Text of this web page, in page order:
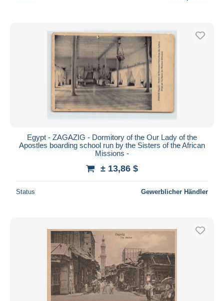
Egypt - ZAGAZIG - Dormitory of the Our Lady of the
Apostles boarding school run by the Sisters of the African
Missions -
± 13,86 $
Status Gewerblicher Händler